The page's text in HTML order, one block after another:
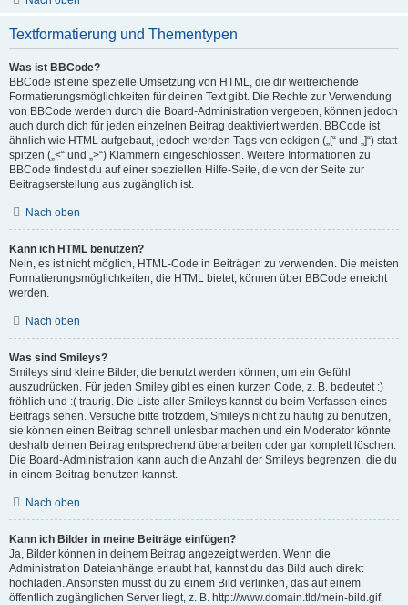
Textformatierung und Thementypen
Was ist BBCode?
BBCode ist eine spezielle Umsetzung von HTML, die dir weitreichende
Formatierungsmöglichkeiten für deinen Text gibt. Die Rechte zur Verwendung
von BBCode werden durch die Board-Administration vergeben, können jedoch
auch durch dich für jeden einzelnen Beitrag deaktiviert werden. BBCode ist
ähnlich wie HTML aufgebaut, jedoch werden Tags von eckigen („[“ und „]“) statt
spitzen („<“ und „>“) Klammern eingeschlossen. Weitere Informationen zu
BBCode findest du auf einer speziellen Hilfe-Seite, die von der Seite zur
Beitragserstellung aus zugänglich ist.
Nach oben
Kann ich HTML benutzen?
Nein, es ist nicht möglich, HTML-Code in Beiträgen zu verwenden. Die meisten
Formatierungsmöglichkeiten, die HTML bietet, können über BBCode erreicht
werden.
Nach oben
Was sind Smileys?
Smileys sind kleine Bilder, die benutzt werden können, um ein Gefühl
auszudrücken. Für jeden Smiley gibt es einen kurzen Code, z. B. bedeutet :)
fröhlich und :( traurig. Die Liste aller Smileys kannst du beim Verfassen eines
Beitrags sehen. Versuche bitte trotzdem, Smileys nicht zu häufig zu benutzen,
sie können einen Beitrag schnell unlesbar machen und ein Moderator könnte
deshalb deinen Beitrag entsprechend überarbeiten oder gar komplett löschen.
Die Board-Administration kann auch die Anzahl der Smileys begrenzen, die du
in einem Beitrag benutzen kannst.
Nach oben
Kann ich Bilder in meine Beiträge einfügen?
Ja, Bilder können in deinem Beitrag angezeigt werden. Wenn die
Administration Dateianhänge erlaubt hat, kannst du das Bild auch direkt
hochladen. Ansonsten musst du zu einem Bild verlinken, das auf einem
öffentlich zugänglichen Server liegt, z. B. http://www.domain.tld/mein-bild.gif.